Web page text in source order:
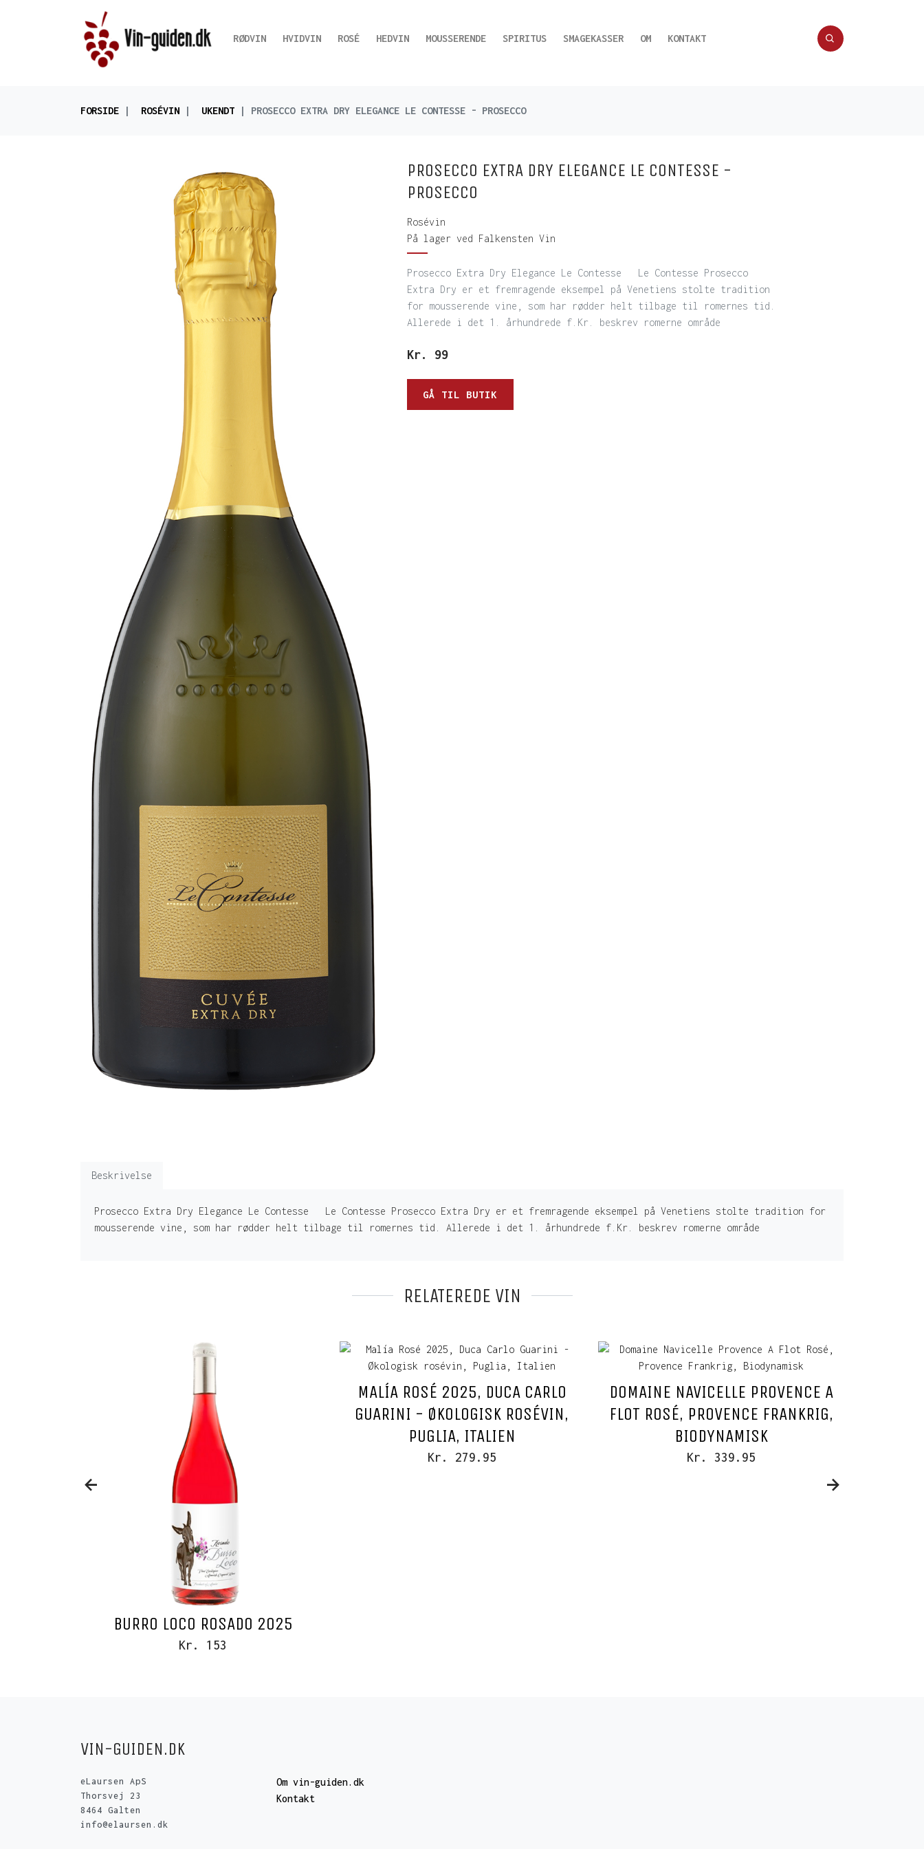
RØDVIN HVIDVIN ROSÉ HEDVIN MOUSSERENDE SPIRITUS SMAGEKASSER OM KONTAKT
FORSIDE ROSÉVIN UKENDT PROSECCO EXTRA DRY ELEGANCE LE CONTESSE - PROSECCO
PROSECCO EXTRA DRY ELEGANCE LE CONTESSE -
PROSECCO
Rosévin
På lager ved Falkensten Vin
Prosecco Extra Dry Elegance Le Contesse Le Contesse Prosecco
Extra Dry er et fremragende eksempel på Venetiens stolte tradition
for mousserende vine, som har rødder helt tilbage til romernes tid.
Allerede i det 1. århundrede f.Kr. beskrev romerne område
Kr. 99
GÅ TIL BUTIK
Beskrivelse
Prosecco Extra Dry Elegance Le Contesse Le Contesse Prosecco Extra Dry er et fremragende eksempel på Venetiens stolte tradition for
mousserende vine, som har rødder helt tilbage til romernes tid. Allerede i det 1. århundrede f.Kr. beskrev romerne område
RELATEREDE VIN
BURRO LOCO ROSADO 2025
Kr. 153
MALÍA ROSÉ 2025, DUCA CARLO
GUARINI - ØKOLOGISK ROSÉVIN,
PUGLIA, ITALIEN
Kr. 279.95
DOMAINE NAVICELLE PROVENCE A
FLOT ROSÉ, PROVENCE FRANKRIG,
BIODYNAMISK
Kr. 339.95
VIN-GUIDEN.DK
eLaursen ApS
Thorsvej 23
8464 Galten
info@elaursen.dk
Om vin-guiden.dk
Kontakt